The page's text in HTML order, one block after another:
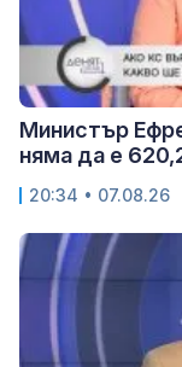
Министър
няма да е
20:34 • 07.08.26